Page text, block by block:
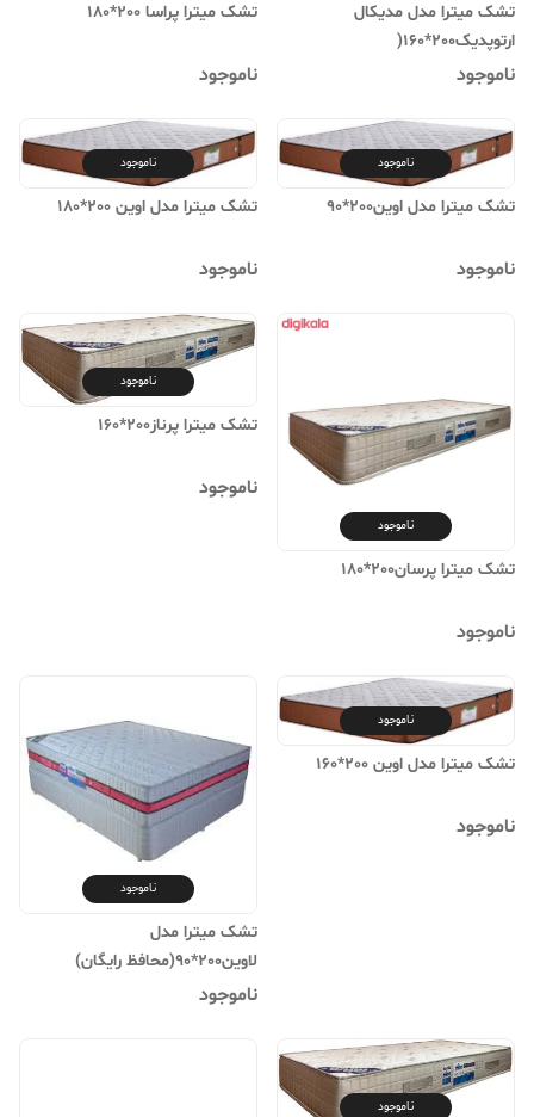
تشک میترا مدل مدیکال
ارتوپدیک200*160(
ناموجود
تشک میترا پراسا 200*180
ناموجود
ناموجود
تشک میترا مدل اوین200*90
ناموجود
ناموجود
تشک میترا مدل اوین 200*180
ناموجود
ناموجود
تشک میترا پرسان200*180
ناموجود
ناموجود
تشک میترا پرناز200*160
ناموجود
ناموجود
تشک میترا مدل اوین 200*160
ناموجود
ناموجود
تشک میترا مدل
لاوین200*90(محافظ رایگان)
ناموجود
ناموجود